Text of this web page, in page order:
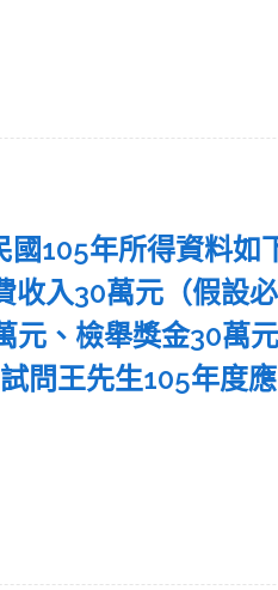
國105年所得資料如
收入30萬元（假設
元、檢舉獎金30萬
問王先生105年度